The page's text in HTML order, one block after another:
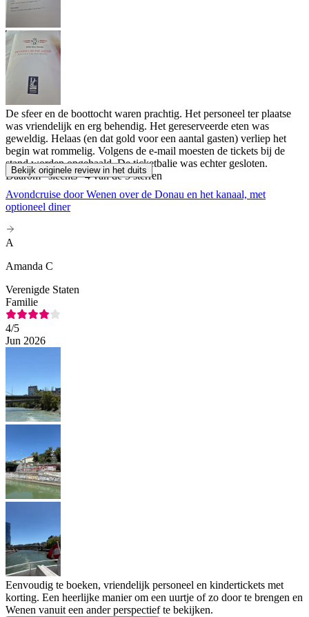
De sfeer en de boottocht waren prachtig. Het personeel ter plaatse
was vriendelijk en erg behendig. Het gereserveerde eten was
geweldig. Helaas (en dat gold voor een aantal gasten) verliep het
begin wat rommelig. Volgens de e-mail moesten de tickets bij de
stand worden opgehaald. De ticketbalie was echter gesloten.
Daarom "slechts" 4 van de 5 sterren
Bekijk originele review in het duits
Avondcruise door Wenen over de Donau en het kanaal, met
optioneel diner
A
Amanda C
Verenigde Staten
Familie
4/5
Jun 2026
Eenvoudig te boeken, vriendelijk personeel en kindertickets met
korting. Een heerlijke manier om een uurtje of zo door te brengen en
Wenen vanuit een ander perspectief te bekijken.